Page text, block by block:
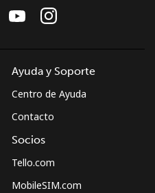
Ayuda y Soporte
Centro de Ayuda
Contacto
Socios
Tello.com
MobileSIM.com